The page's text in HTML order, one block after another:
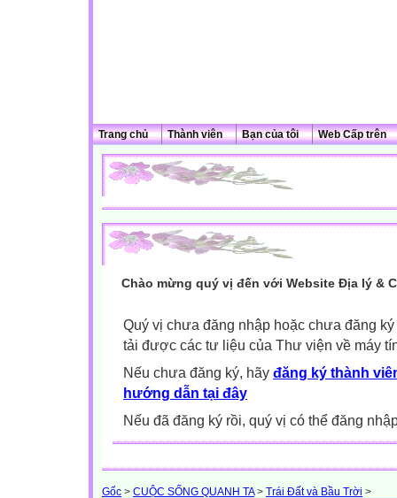
Trang chủ Thành viên Bạn của tôi Web Cấp trên
Chào mừng quý vị đến với Website Địa lý &
Quý vị chưa đăng nhập hoặc chưa đăng
tải được các tư liệu của Thư viện về máy
Nếu chưa đăng ký, hãy đăng ký thành
hướng dẫn tại đây
Nếu đã đăng ký rồi, quý vị có thể đăng
Gốc > CUỘC SỐNG QUANH TA> Trái Đất và Bầu Trời >